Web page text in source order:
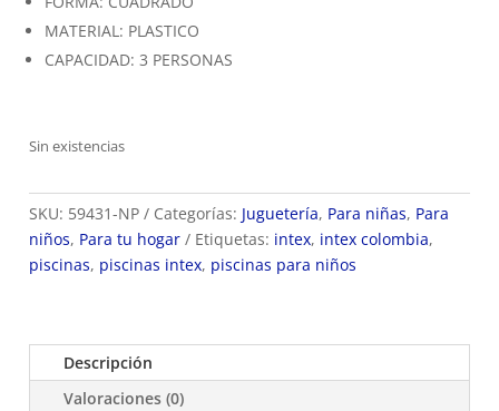
MATERIAL: PLASTICO
CAPACIDAD: 3 PERSONAS
Sin existencias
SKU: 59431-NP Categorías: Juguetería, Para niñas, Para
niños, Para tu hogar Etiquetas: intex, intex colombia,
piscinas, piscinas intex, piscinas para niños
Descripción
Valoraciones (0)